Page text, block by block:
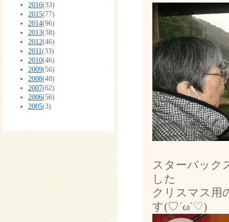
2016(33)
2015(77)
2014(96)
2013(38)
2012(46)
2011(33)
2010(46)
2009(56)
2008(48)
2007(62)
2006(56)
2005(3)
スターバック
した
クリスマス用
す(♡´ω`♡)